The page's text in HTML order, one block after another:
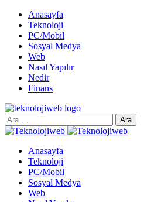
Anasayfa
Teknoloji
PC/Mobil
Sosyal Medya
Web
Nasıl Yapılır
Nedir
Finans
Arama:
Anasayfa
Teknoloji
PC/Mobil
Sosyal Medya
Web